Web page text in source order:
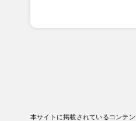
本サイトに掲載されているコンテ